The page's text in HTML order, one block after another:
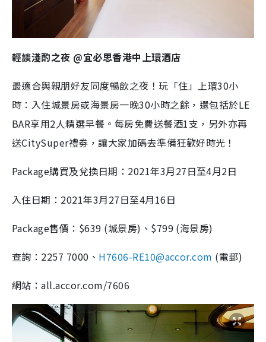
輕談淺酌之夜 @宜必思香港中上環酒店
最適合與親朋好友同度暢飲之夜！玩「住」上環30小
時：入住城景房或海景房一晚30小時之餘，還包括於LE
BAR享用2人精選早餐。每房免費送餐酒1支，另外亦再
送CitySuper禮劵，讓大家加碼去準備狂歡好時光！
Package購買及兌換日期：2021年3月27日至4月2日
入住日期：2021年3月27日至4月16日
Package售價：$639 (城景房)、$799 (海景房)
查詢：2257 7000、 H7606-RE10@accor.com (電郵)
網站：all.accor.com/7606